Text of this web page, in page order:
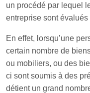
un procédé par lequel
entreprise sont évalués
En effet, lorsqu’une
certain nombre de
ou mobiliers, ou des
ci sont soumis à des
détient un grand